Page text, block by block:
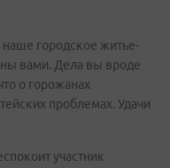
наше городское житье-
вами. Дела вы вроде
о горожанах
проблемах. Удачи
участник